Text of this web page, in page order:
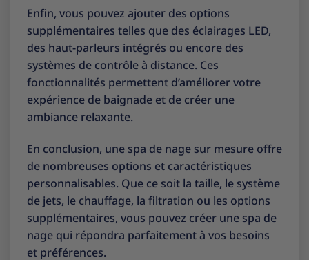
Enfin, vous pouvez ajouter des options
supplémentaires telles que des éclairages LED,
des haut-parleurs intégrés ou encore des
systèmes de contrôle à distance. Ces
fonctionnalités permettent d’améliorer votre
expérience de baignade et de créer une
ambiance relaxante.
En conclusion, une spa de nage sur mesure offre
de nombreuses options et caractéristiques
personnalisables. Que ce soit la taille, le système
de jets, le chauffage, la filtration ou les options
supplémentaires, vous pouvez créer une spa de
nage qui répondra parfaitement à vos besoins
et préférences.